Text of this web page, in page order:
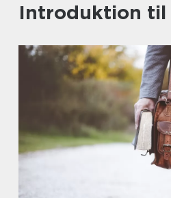
Introduktion til